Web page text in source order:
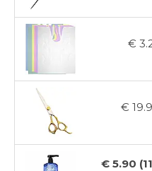
€
€
€ 5.90